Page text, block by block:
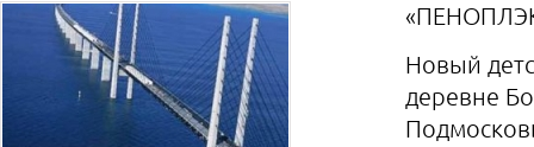
Новый
деревне